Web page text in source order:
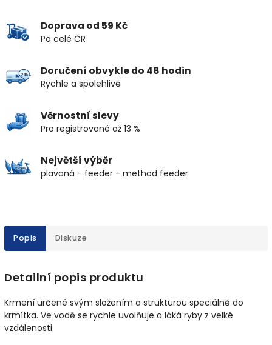
Doprava od 59 Kč
Po celé ČR
Doručení obvykle do 48 hodin
Rychle a spolehlivě
Věrnostní slevy
Pro registrované až 13 %
Největší výběr
plavaná - feeder - method feeder
Popis Diskuze
Detailní popis produktu
Krmení určené svým složením a strukturou speciálně do
krmítka. Ve vodě se rychle uvolňuje a láká ryby z velké
vzdálenosti.